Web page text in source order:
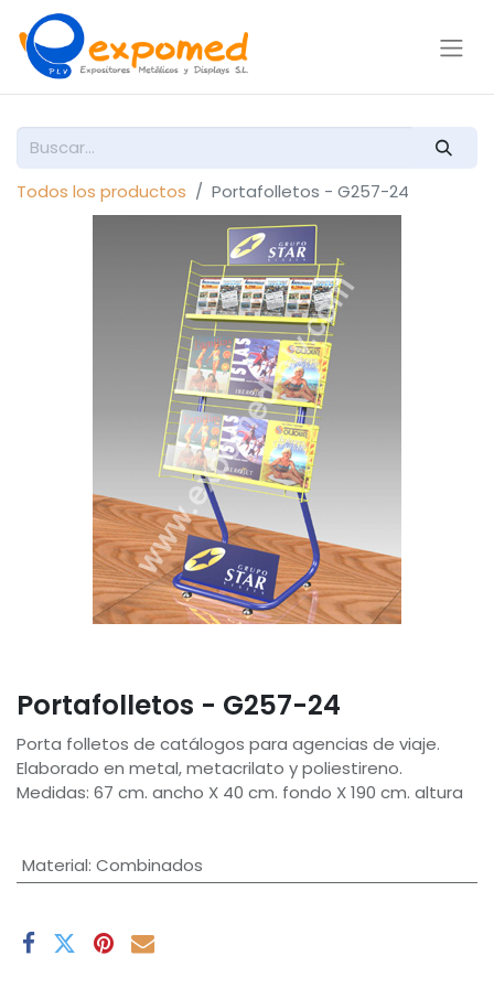
Todos los productos Portafolletos - G257-24
Portafolletos - G257-24
Porta folletos de catálogos para agencias de viaje.
Elaborado en metal, metacrilato y poliestireno.
Medidas: 67 cm. ancho X 40 cm. fondo X 190 cm. altura
Material: Combinados